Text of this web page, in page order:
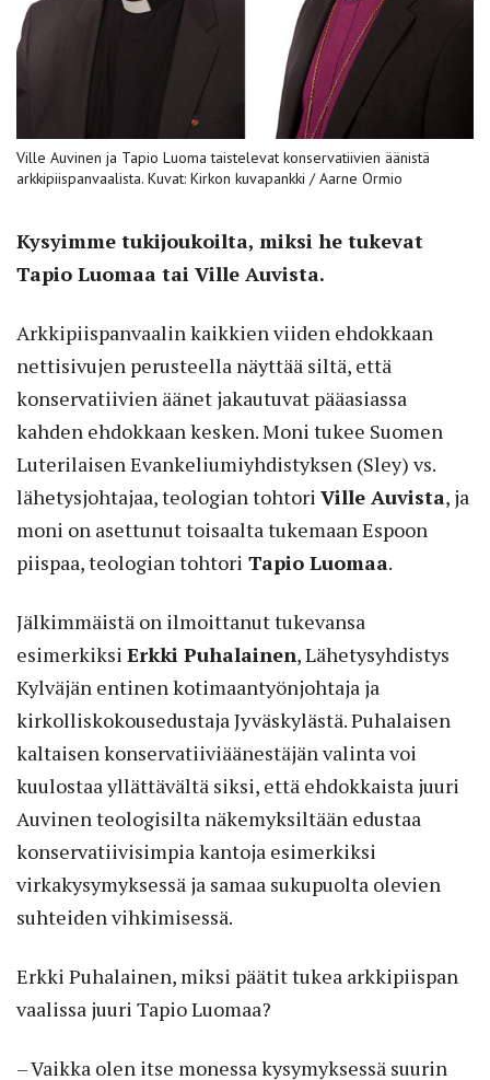
Ville Auvinen ja Tapio Luoma taistelevat konservatiivien äänistä
arkkipiispanvaalista. Kuvat: Kirkon kuvapankki / Aarne Ormio
Kysyimme tukijoukoilta, miksi he tukevat
Tapio Luomaa tai Ville Auvista.
Arkkipiispanvaalin kaikkien viiden ehdokkaan
nettisivujen perusteella näyttää siltä, että
konservatiivien äänet jakautuvat pääasiassa
kahden ehdokkaan kesken. Moni tukee Suomen
Luterilaisen Evankeliumiyhdistyksen (Sley) vs.
lähetysjohtajaa, teologian tohtori Ville Auvista, ja
moni on asettunut toisaalta tukemaan Espoon
piispaa, teologian tohtori Tapio Luomaa.
Jälkimmäistä on ilmoittanut tukevansa
esimerkiksi Erkki Puhalainen, Lähetysyhdistys
Kylväjän entinen kotimaantyönjohtaja ja
kirkolliskokousedustaja Jyväskylästä. Puhalaisen
kaltaisen konservatiiviäänestäjän valinta voi
kuulostaa yllättävältä siksi, että ehdokkaista juuri
Auvinen teologisilta näkemyksiltään edustaa
konservatiivisimpia kantoja esimerkiksi
virkakysymyksessä ja samaa sukupuolta olevien
suhteiden vihkimisessä.
Erkki Puhalainen, miksi päätit tukea arkkipiispan
vaalissa juuri Tapio Luomaa?
– Vaikka olen itse monessa kysymyksessä suurin